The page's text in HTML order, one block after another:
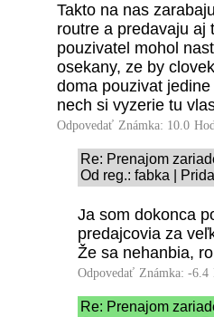
Takto na nas
routre a predavaju aj
pouzivatel mohol
osekany, ze by
doma pouzivat
nech si vyzerie tu
Odpovedať Známka: 10.0
Re: Prenajom
Od reg.: fabka |
Ja som dokonca
predajcovia za
Že sa nehanbia,
Odpovedať Známka: -6.4
Re: Prenajom